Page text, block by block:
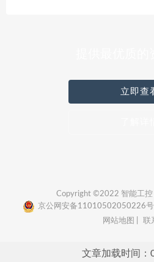
立即查
Copyright ©2022 智能工控
京公网安备11010502050226号 |
网站地图 |
联
文章加载时间：